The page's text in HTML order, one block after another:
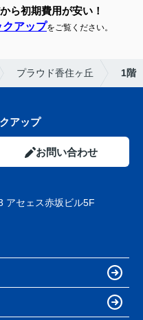
ら初期費用が安い！
クアップをご覧ください。
プラウド香住ヶ丘 1階
アップ
お問い合わせ
アセェス赤坂ビル5F